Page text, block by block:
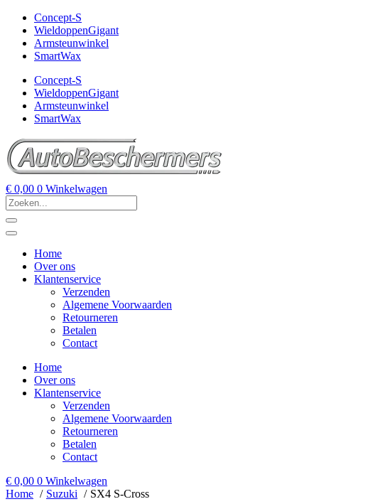
Concept-S
WieldoppenGigant
Armsteunwinkel
SmartWax
Concept-S
WieldoppenGigant
Armsteunwinkel
SmartWax
€ 0,00 0 Winkelwagen
Home
Over ons
Klantenservice
Verzenden
Algemene Voorwaarden
Retourneren
Betalen
Contact
Home
Over ons
Klantenservice
Verzenden
Algemene Voorwaarden
Retourneren
Betalen
Contact
€ 0,00 0 Winkelwagen
Home
Suzuki SX4 S-Cross